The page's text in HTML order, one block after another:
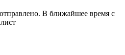
В ближайшее время с